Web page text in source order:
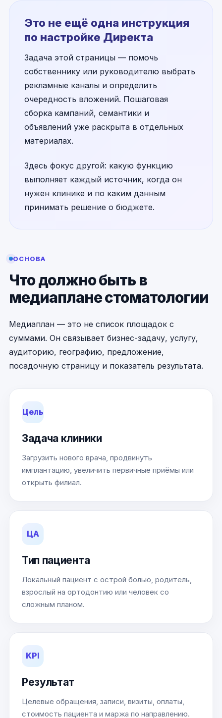
Это не ещё одна инструкция
по настройке Директа
Задача этой страницы — помочь
собственнику или руководителю выбрать
рекламные каналы и определить
очередность вложений. Пошаговая
сборка кампаний, семантики и
объявлений уже раскрыта в отдельных
материалах.
Здесь фокус другой: какую функцию
выполняет каждый источник, когда он
нужен клинике и по каким данным
принимать решение о бюджете.
ОСНОВА
Что должно быть в
медиаплане стоматологии
Медиаплан — это не список площадок с
суммами. Он связывает бизнес-задачу, услугу,
аудиторию, географию, предложение,
посадочную страницу и показатель результата.
Цель
Задача клиники
Загрузить нового врача, продвинуть
имплантацию, увеличить первичные приёмы или
открыть филиал.
ЦА
Тип пациента
Локальный пациент с острой болью, родитель,
взрослый на ортодонтию или человек со
сложным планом.
KPI
Результат
Целевые обращения, записи, визиты, оплаты,
стоимость пациента и маржа по направлению.